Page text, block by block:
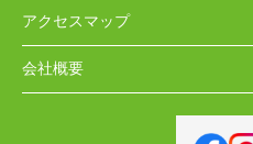
アクセスマップ
会社概要